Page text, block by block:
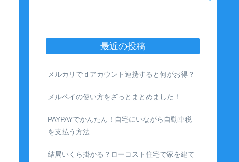
最近の投稿
メルカリでｄアカウント連携すると何がお得？
メルペイの使い方をざっとまとめました！
PAYPAYでかんたん！自宅にいながら自動車税
を支払う方法
結局いくら掛かる？ローコスト住宅で家を建て